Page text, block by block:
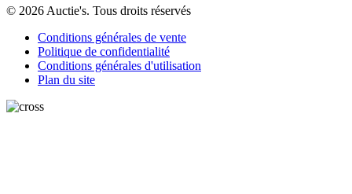
© 2026 Auctie's. Tous droits réservés
Conditions générales de vente
Politique de confidentialité
Conditions générales d'utilisation
Plan du site